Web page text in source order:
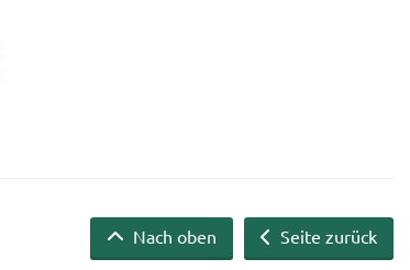
Seite zurück
Nach oben